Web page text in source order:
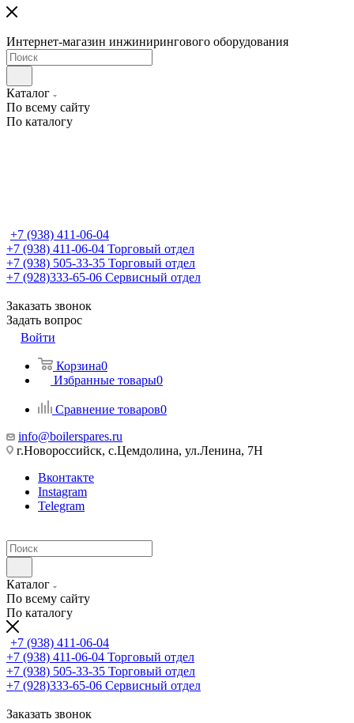
Интернет-магазин инжинирингового оборудования
Каталог
По всему сайту
По каталогу
+7 (938) 411-06-04
+7 (938) 411-06-04 Торговый отдел
+7 (938) 505-33-35 Торговый отдел
+7 (928)333-65-06 Сервисный отдел
Заказать звонок
Задать вопрос
Войти
Корзина0
Избранные товары0
Сравнение товаров0
info@boilerspares.ru
г.Новороссийск, с.Цемдолина, ул.Ленина, 7Н
Вконтакте
Instagram
Telegram
Каталог
По всему сайту
По каталогу
+7 (938) 411-06-04
+7 (938) 411-06-04 Торговый отдел
+7 (938) 505-33-35 Торговый отдел
+7 (928)333-65-06 Сервисный отдел
Заказать звонок